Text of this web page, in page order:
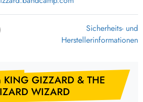
Sicherheits- und
Herstellerinformationen
GIZZARD & THE
WIZARD